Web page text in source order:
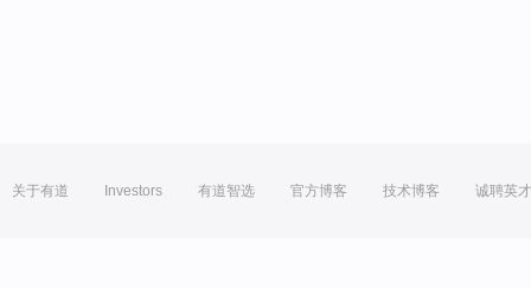
关于有道 Investors 有道智选 官方博客 技术博客 诚聘英才